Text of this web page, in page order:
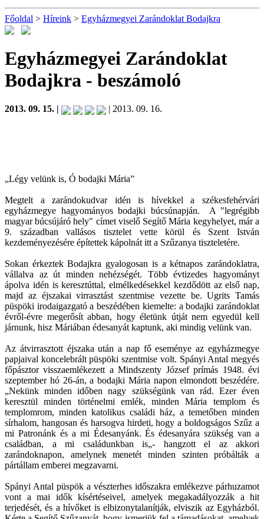
Főoldal > Híreink > Egyházmegyei Zarándoklat Bodajkra
Egyházmegyei Zarándoklat
Bodajkra - beszámoló
2013. 09. 15. | | 2013. 09. 16.
„Légy velünk is, Ó bodajki Mária”
Megtelt a zarándokudvar idén is hívekkel a székesfehérvári
egyházmegye hagyományos bodajki búcsúnapján. A "legrégibb
magyar búcsújáró hely" címet viselő Segítő Mária kegyhelyet, már a
9. században vallásos tisztelet vette körül és Szent István
kezdeményezésére építettek kápolnát itt a Szűzanya tiszteletére.
Sokan érkeztek Bodajkra gyalogosan is a kétnapos zarándoklatra,
vállalva az út minden nehézségét. Több évtizedes hagyományt
ápolva idén is keresztúttal, elmélkedésekkel kezdődött az első nap,
majd az éjszakai virrasztást szentmise vezette be. Ugrits Tamás
püspöki irodaigazgató a beszédében kiemelte: a bodajki zarándoklat
évről-évre megerősít abban, hogy életünk útját nem egyedül kell
járnunk, hisz Máriában édesanyát kaptunk, aki mindig velünk van.
Az átvirrasztott éjszaka után a nap fő eseménye az egyházmegye
papjaival koncelebrált püspöki szentmise volt. Spányi Antal megyés
főpásztor visszaemlékezett a Mindszenty József prímás 1948. évi
szeptember hó 26-án, a bodajki Mária napon elmondott beszédére.
„Nekünk minden időben nagy szükségünk van rád. Ezer éven
keresztül minden történelmi emlék, minden Mária templom és
templomrom, minden katolikus családi ház, a temetőben minden
sírhalom, hangosan és harsogva hirdeti, hogy a boldogságos Szűz a
mi Patronánk és a mi Édesanyánk. És édesanyára szükség van a
családban, a mi családunkban is„- hangzott el az akkori
zarándoknapon, amelynek menetét minden szinten próbálták a
pártállam emberei megzavarni.
Spányi Antal püspök a vészterhes időszakra emlékezve párhuzamot
vont a mai idők kísértéseivel, amelyek megakadályozzák a hit
terjedését, és a hívőket is elbizonytalanítják, elviszik az Egyházból.